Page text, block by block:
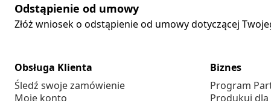
Odstąpienie od umowy
Złóż wniosek o odstąpienie od umowy dotyczącej
Obsługa Klienta
Śledź swoje zamówienie
Moje konto
Biznes
Program
Produkuj dla